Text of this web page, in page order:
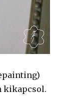
kikapcsol.